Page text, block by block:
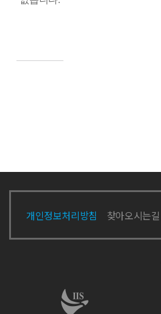
개인정보처리방침 찾아오시는길